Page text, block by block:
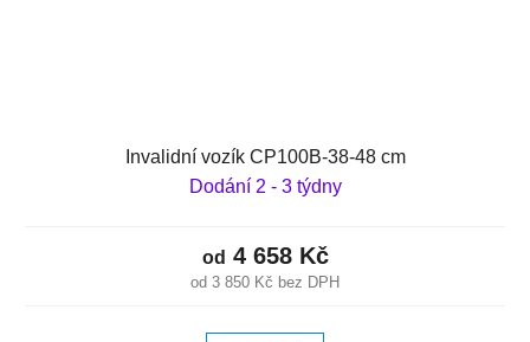
Invalidní vozík CP100B-38-48 cm
Dodání 2 - 3 týdny
od 3 850 Kč bez DPH
od 4 658 Kč